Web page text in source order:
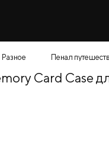
Разное Пенал
Card Case